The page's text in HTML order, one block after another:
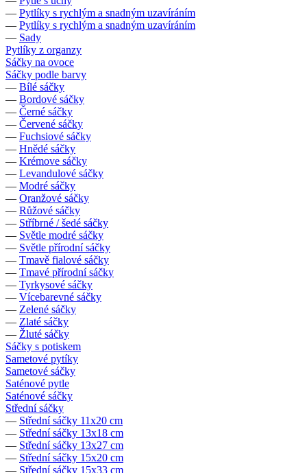
— Pytlíky s rychlým a snadným uzavíráním
— Pytlíky s rychlým a snadným uzavíráním
— Sady
Pytlíky z organzy
Sáčky na ovoce
Sáčky podle barvy
— Bílé sáčky
— Bordové sáčky
— Černé sáčky
— Červené sáčky
— Fuchsiové sáčky
— Hnědé sáčky
— Krémove sáčky
— Levandulové sáčky
— Modré sáčky
— Oranžové sáčky
— Růžové sáčky
— Stříbrné / šedé sáčky
— Světle modré sáčky
— Světle přírodní sáčky
— Tmavě fialové sáčky
— Tmavé přírodní sáčky
— Tyrkysové sáčky
— Vícebarevné sáčky
— Zelené sáčky
— Zlaté sáčky
— Žluté sáčky
Sáčky s potiskem
Sametové pytíky
Sametové sáčky
Saténové pytle
Saténové sáčky
Střední sáčky
— Střední sáčky 11x20 cm
— Střední sáčky 13x18 cm
— Střední sáčky 13x27 cm
— Střední sáčky 15x20 cm
— Střední sáčky 15x33 cm